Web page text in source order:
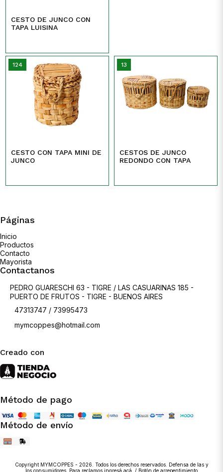
CESTO DE JUNCO CON
TAPA LUISINA
124
CESTO CON TAPA MINI DE
JUNCO
13
CESTOS DE JUNCO
REDONDO CON TAPA
Páginas
Inicio
Productos
Contacto
Mayorista
Contactanos
PEDRO GUARESCHI 63 - TIGRE / LAS CASUARINAS 185 -
PUERTO DE FRUTOS - TIGRE - BUENOS AIRES
47313747 / 73995473
mymcoppes@hotmail.com
Creado con
Método de pago
Método de envío
Copyright MYMCOPPES - 2026. Todos los derechos reservados. Defensa de las y
los consumidores. Para reclamos ingresá acá. / Botón de arrepentimiento